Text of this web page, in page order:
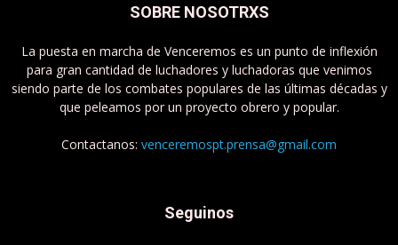
SOBRE NOSOTRXS
La puesta en marcha de Venceremos es un punto de inflexión
para gran cantidad de luchadores y luchadoras que venimos
siendo parte de los combates populares de las últimas décadas y
que peleamos por un proyecto obrero y popular.
Contactanos: venceremospt.prensa@gmail.com
Seguinos